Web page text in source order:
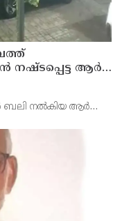
നഷ്ടപ്പെട്ട ആർ.
അനാദരവ്
ബലി നൽകിയ ആർ